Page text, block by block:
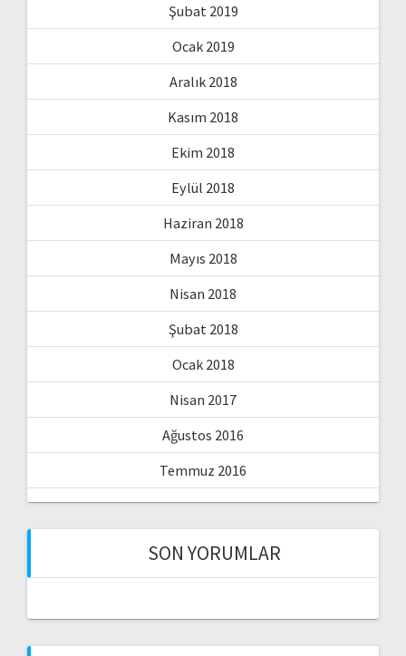
Şubat 2019
Ocak 2019
Aralık 2018
Kasım 2018
Ekim 2018
Eylül 2018
Haziran 2018
Mayıs 2018
Nisan 2018
Şubat 2018
Ocak 2018
Nisan 2017
Ağustos 2016
Temmuz 2016
SON YORUMLAR